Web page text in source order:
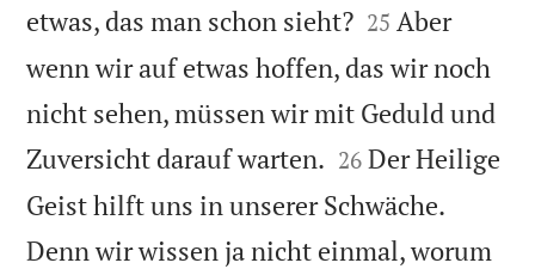
etwas, das man schon sieht?
25 Aber
wenn wir auf etwas hoffen, das wir noch
nicht sehen, müssen wir mit Geduld und
Zuversicht darauf warten. 

26 Der Heilige
Geist hilft uns in unserer Schwäche.
Denn wir wissen ja nicht einmal, worum